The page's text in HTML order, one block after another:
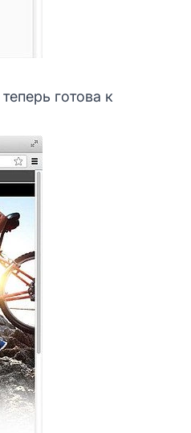
готова к